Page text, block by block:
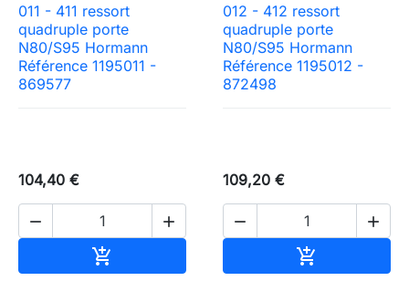
011 - 411 ressort
quadruple porte
N80/S95 Hormann
Référence 1195011 -
869577
104,40 €
 

012 - 412 ressort
quadruple porte
N80/S95 Hormann
Référence 1195012 -
872498
109,20 €
 
